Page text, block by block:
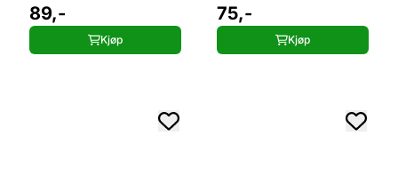
poser
89,-
Kjøp
75,-
Kjøp